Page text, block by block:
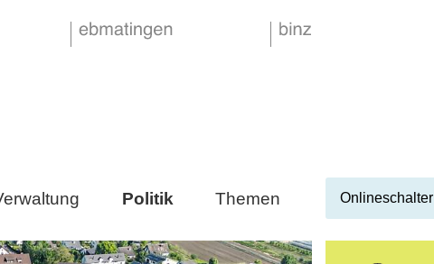
Politik Themen Onlineschalter